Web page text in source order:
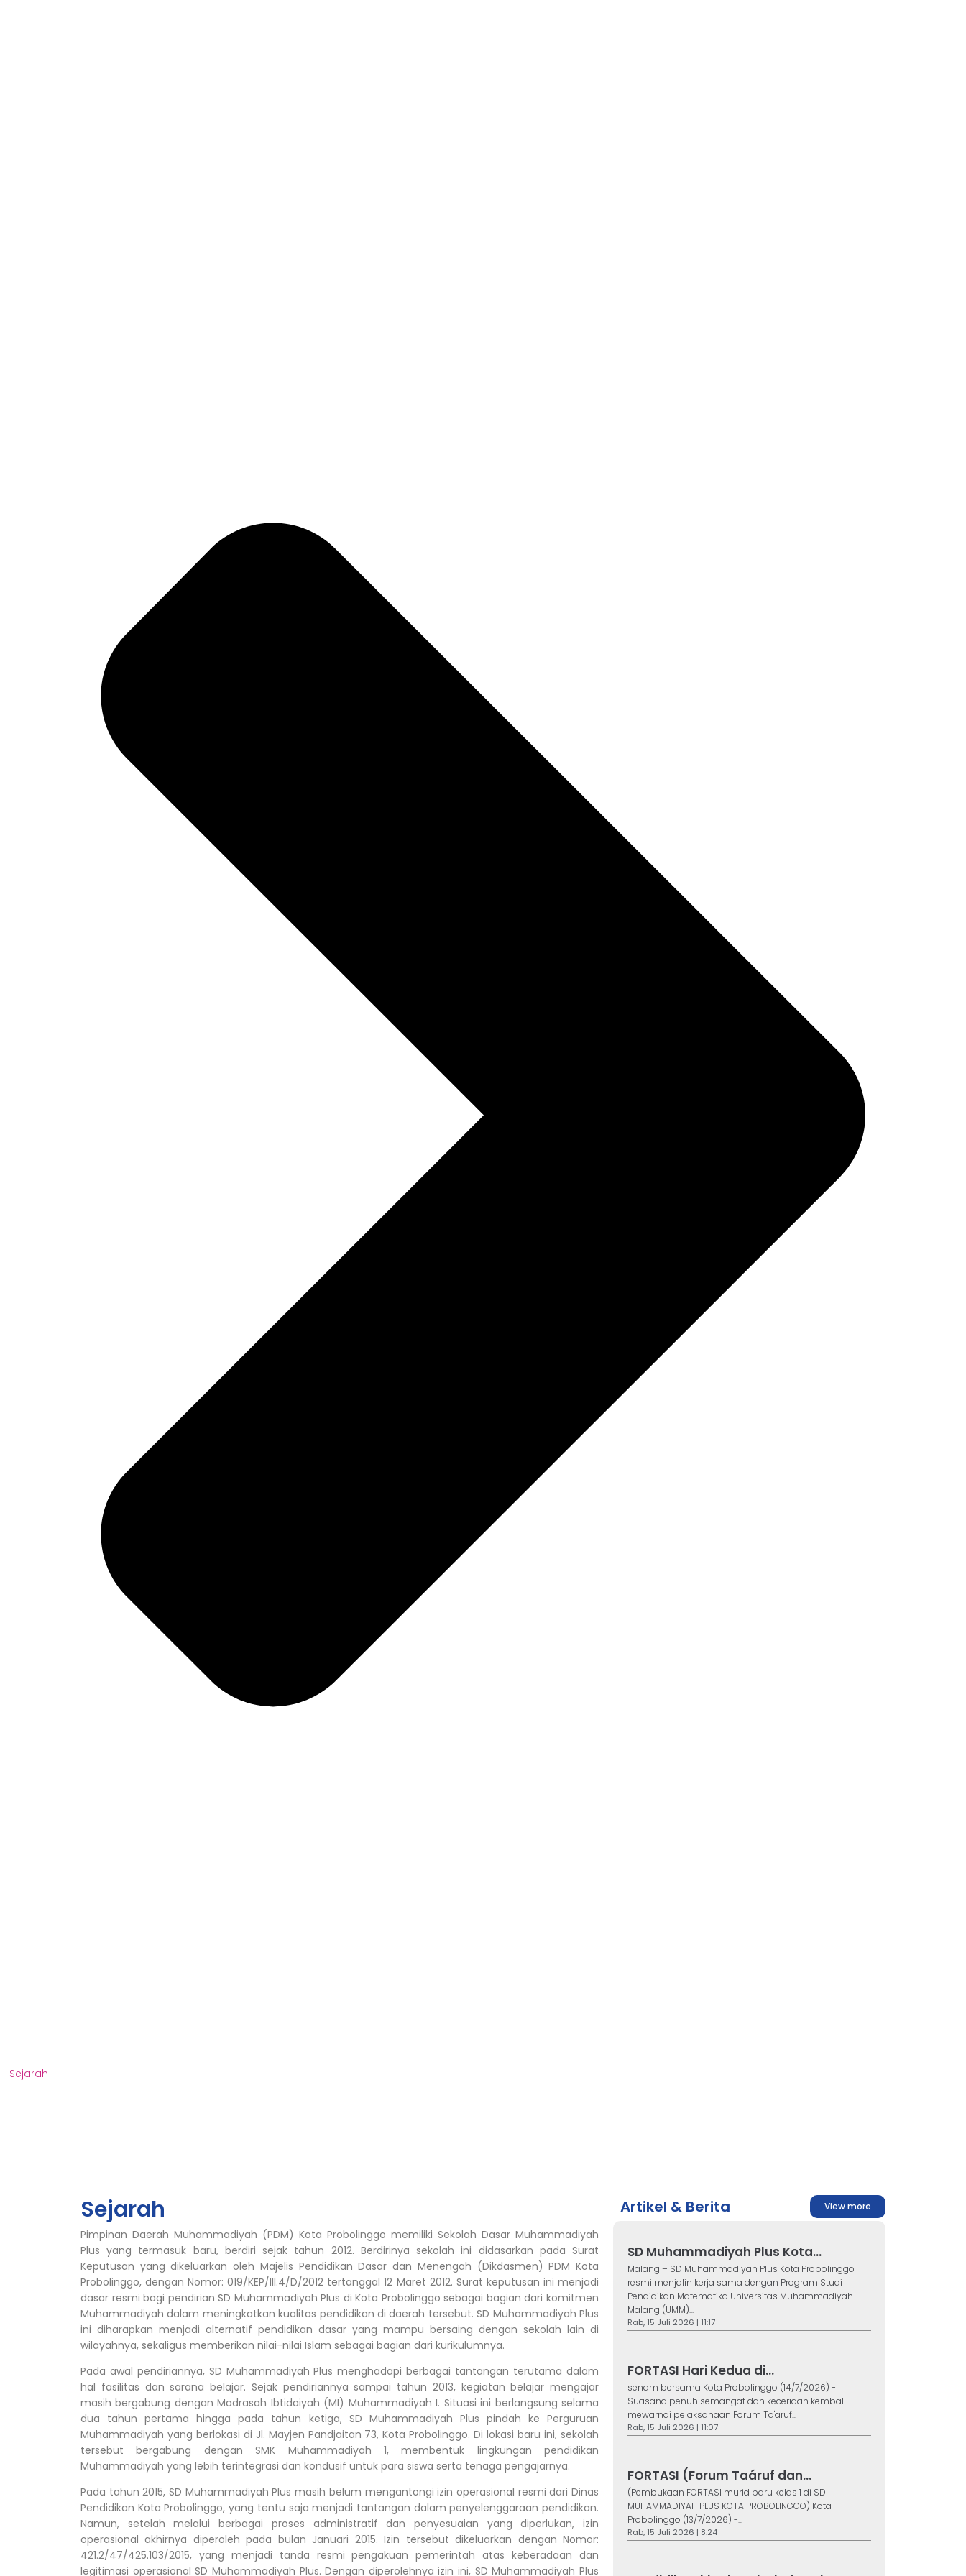
Sejarah
Sejarah
Pimpinan Daerah Muhammadiyah (PDM) Kota Probolinggo memiliki Sekolah Dasar Muhammadiyah
Plus yang termasuk baru, berdiri sejak tahun 2012. Berdirinya sekolah ini didasarkan pada Surat
Keputusan yang dikeluarkan oleh Majelis Pendidikan Dasar dan Menengah (Dikdasmen) PDM Kota
Probolinggo, dengan Nomor: 019/KEP/III.4/D/2012 tertanggal 12 Maret 2012. Surat keputusan ini menjadi
dasar resmi bagi pendirian SD Muhammadiyah Plus di Kota Probolinggo sebagai bagian dari komitmen
Muhammadiyah dalam meningkatkan kualitas pendidikan di daerah tersebut. SD Muhammadiyah Plus
ini diharapkan menjadi alternatif pendidikan dasar yang mampu bersaing dengan sekolah lain di
wilayahnya, sekaligus memberikan nilai-nilai Islam sebagai bagian dari kurikulumnya.
Pada awal pendiriannya, SD Muhammadiyah Plus menghadapi berbagai tantangan terutama dalam
hal fasilitas dan sarana belajar. Sejak pendiriannya sampai tahun 2013, kegiatan belajar mengajar
masih bergabung dengan Madrasah Ibtidaiyah (MI) Muhammadiyah I. Situasi ini berlangsung selama
dua tahun pertama hingga pada tahun ketiga, SD Muhammadiyah Plus pindah ke Perguruan
Muhammadiyah yang berlokasi di Jl. Mayjen Pandjaitan 73, Kota Probolinggo. Di lokasi baru ini, sekolah
tersebut bergabung dengan SMK Muhammadiyah 1, membentuk lingkungan pendidikan
Muhammadiyah yang lebih terintegrasi dan kondusif untuk para siswa serta tenaga pengajarnya.
Pada tahun 2015, SD Muhammadiyah Plus masih belum mengantongi izin operasional resmi dari Dinas
Pendidikan Kota Probolinggo, yang tentu saja menjadi tantangan dalam penyelenggaraan pendidikan.
Namun, setelah melalui berbagai proses administratif dan penyesuaian yang diperlukan, izin
operasional akhirnya diperoleh pada bulan Januari 2015. Izin tersebut dikeluarkan dengan Nomor:
421.2/47/425.103/2015, yang menjadi tanda resmi pengakuan pemerintah atas keberadaan dan
legitimasi operasional SD Muhammadiyah Plus. Dengan diperolehnya izin ini, SD Muhammadiyah Plus
Artikel & Berita View more
SD Muhammadiyah Plus Kota...
Malang – SD Muhammadiyah Plus Kota Probolinggo
resmi menjalin kerja sama dengan Program Studi
Pendidikan Matematika Universitas Muhammadiyah
Malang (UMM)...
Rab, 15 Juli 2026 | 11:17
FORTASI Hari Kedua di...
senam bersama Kota Probolinggo (14/7/2026) -
Suasana penuh semangat dan keceriaan kembali
mewarnai pelaksanaan Forum Ta'aruf...
Rab, 15 Juli 2026 | 11:07
FORTASI (Forum Taáruf dan...
(Pembukaan FORTASI murid baru kelas 1 di SD
MUHAMMADIYAH PLUS KOTA PROBOLINGGO) Kota
Probolinggo (13/7/2026) -...
Rab, 15 Juli 2026 | 8:24